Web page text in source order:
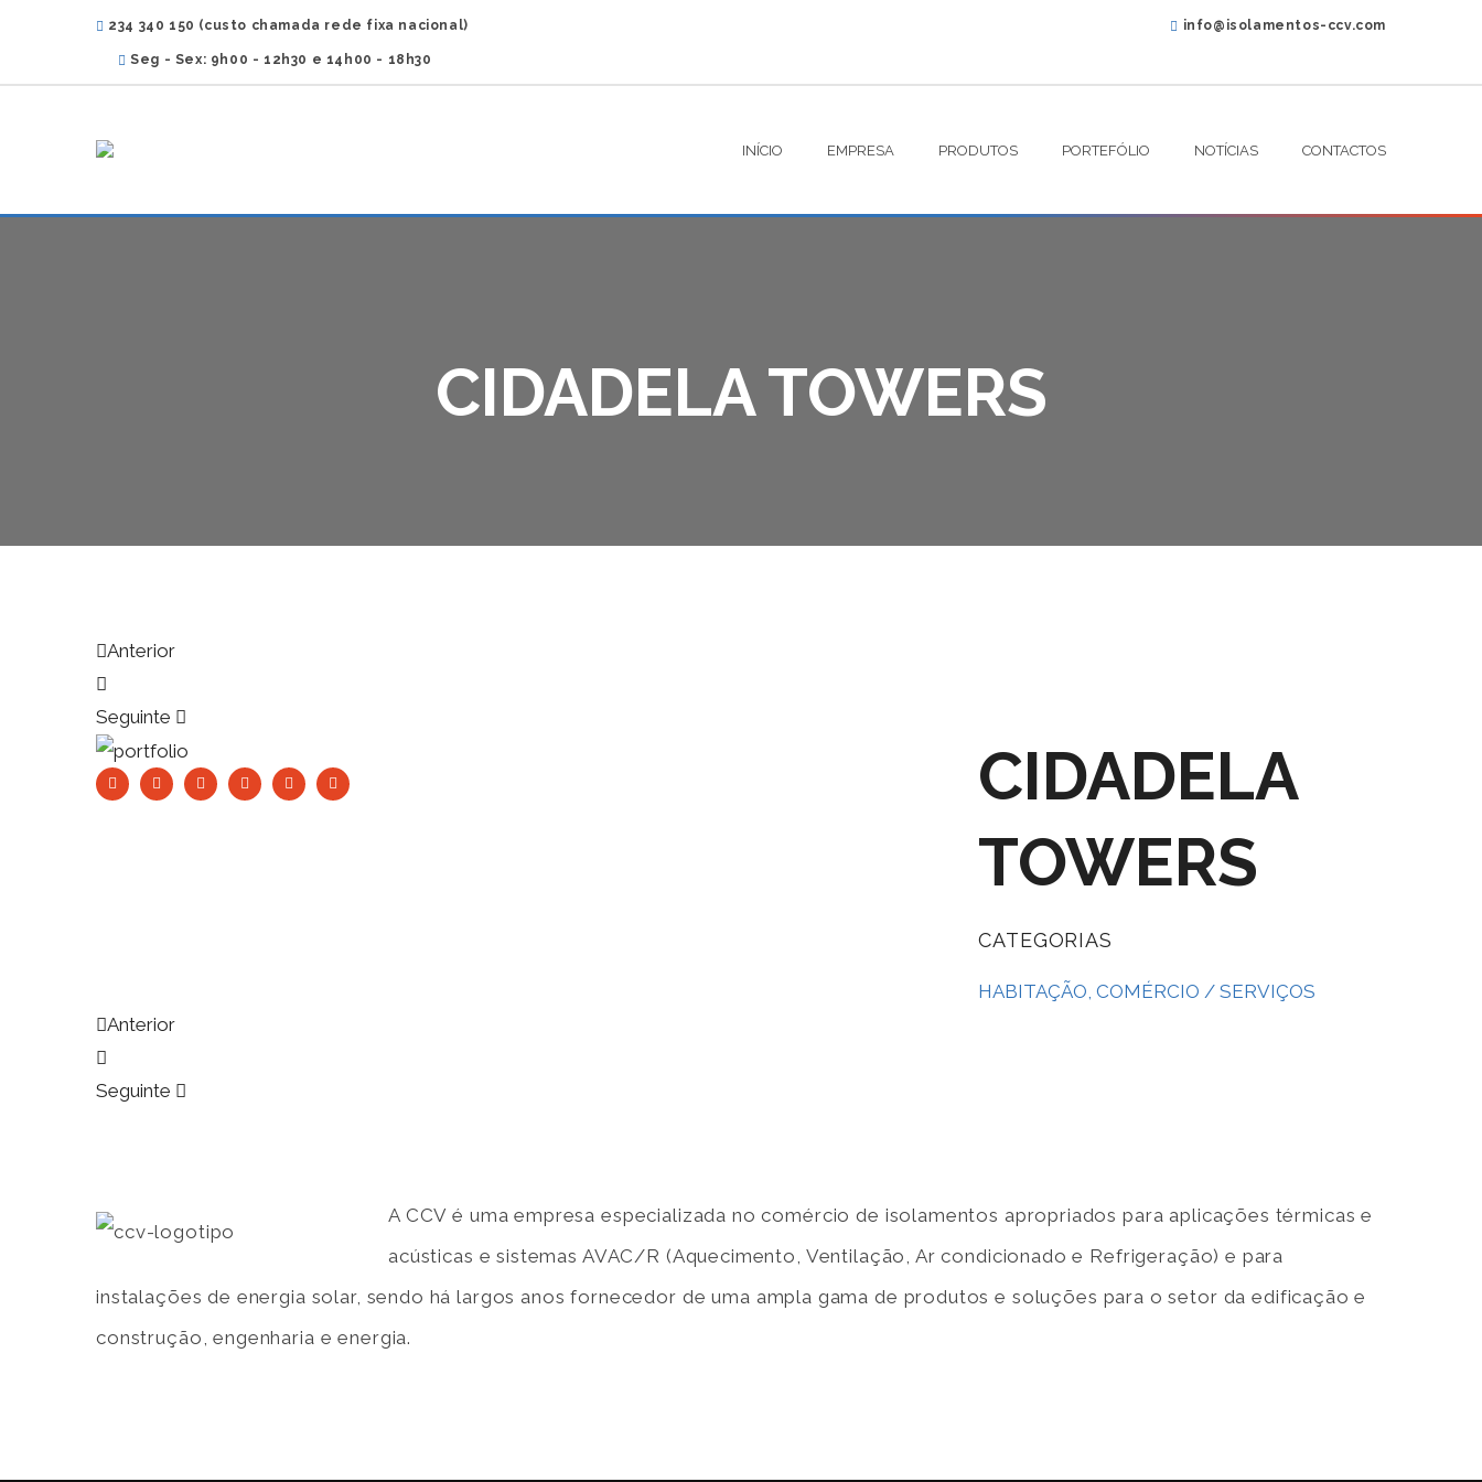
234 340 150 (custo chamada rede fixa nacional)
Seg - Sex: 9h00 - 12h30 e 14h00 - 18h30
info@isolamentos-ccv.com
INÍCIO EMPRESA PRODUTOS PORTEFÓLIO NOTÍCIAS CONTACTOS
CIDADELA TOWERS
Anterior
Seguinte
CIDADELA
TOWERS
CATEGORIAS
HABITAÇÃO, COMÉRCIO / SERVIÇOS
Anterior
Seguinte
A CCV é uma empresa especializada no comércio de isolamentos apropriados para aplicações térmicas e
acústicas e sistemas AVAC/R (Aquecimento, Ventilação, Ar condicionado e Refrigeração) e para
instalações de energia solar, sendo há largos anos fornecedor de uma ampla gama de produtos e soluções para o setor da edificação e
construção, engenharia e energia.